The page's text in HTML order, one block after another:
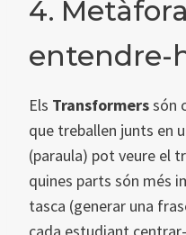
4.
entendre-
Els Transformerssón
que treballen junts en
(paraula) pot veure el
quines parts són més
tasca (generar una